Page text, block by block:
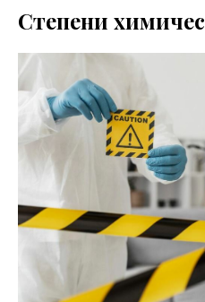
Степени